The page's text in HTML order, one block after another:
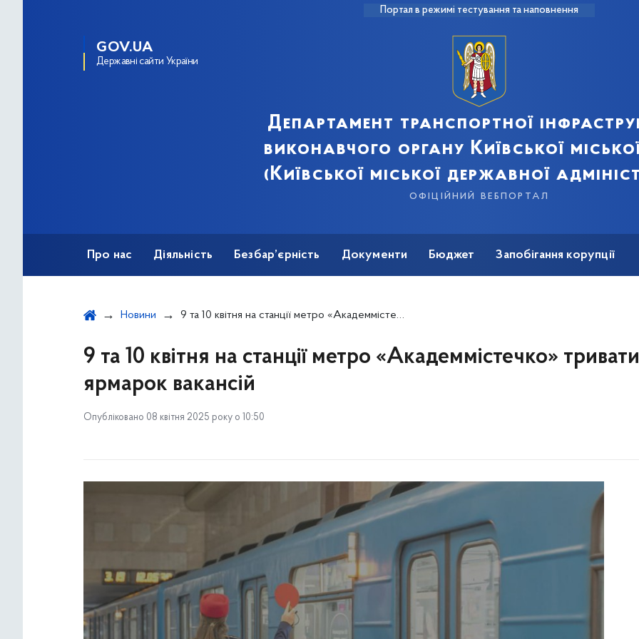
Портал в режимі тестування та наповнення
GOV.UA
Державні сайти України
Департамент транспортної
виконавчого органу Київської
(Київської міської державної
офіційний вебпортал
Про нас Діяльність Безбар’єрність Документи Бюджет Запобігання корупції
Новини 9 та 10 квітня на станції метро «Академмістечко» триватиме ярмарок вакансій
9 та 10 квітня на станції метро «Академмістечко»
ярмарок вакансій
Опубліковано 08 квітня 2025 року о 10:50